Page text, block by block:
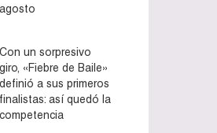
agosto
Con un sorpresivo
giro, «Fiebre de Baile»
definió a sus primeros
finalistas: así quedó la
competencia